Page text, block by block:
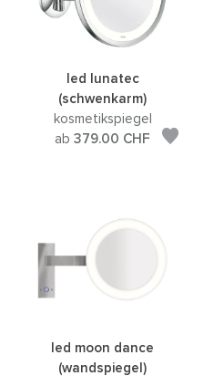
led lunatec
(schwenkarm)
kosmetikspiegel
ab 379.00 CHF
led moon dance
(wandspiegel)